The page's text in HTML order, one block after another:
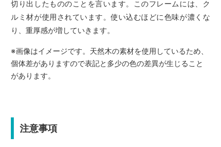
切り出したもののことを言います。このフレームには、ク
ルミ材が使用されています。使い込むほどに色味が濃くな
り、重厚感が増していきます。
※画像はイメージです。天然木の素材を使用しているため、
個体差がありますので表記と多少の色の差異が生じること
があります。
注意事項